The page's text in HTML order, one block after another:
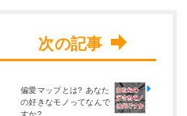
偏愛マップとは? あなた
の好きなモノってなんで
すか?